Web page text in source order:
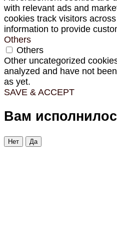
with relevant ads and
cookies track visitors
information to provide
Others
Others
Other uncategorized
analyzed and have not
as yet.
SAVE & ACCEPT
Вам
Нет Да